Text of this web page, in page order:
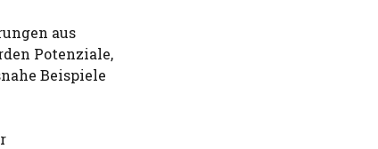
aus
Potenziale,
Beispiele